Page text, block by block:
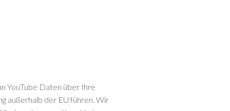
YouTube Daten über Ihre
außerhalb der EU führen. Wir